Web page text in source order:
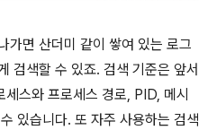
가면 산더미 같이 쌓여 있는 로그
검색할 수 있죠. 검색 기준은 앞서
스와 프로세스 경로, PID, 메시
있습니다. 또 자주 사용하는 검색